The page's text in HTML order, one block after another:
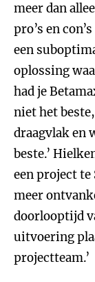
meer dan
pro’s en
een
oplossing
had je
niet het
draagvlak en
beste.’
een project te
meer
doorlooptijd
uitvoering
projectteam.’